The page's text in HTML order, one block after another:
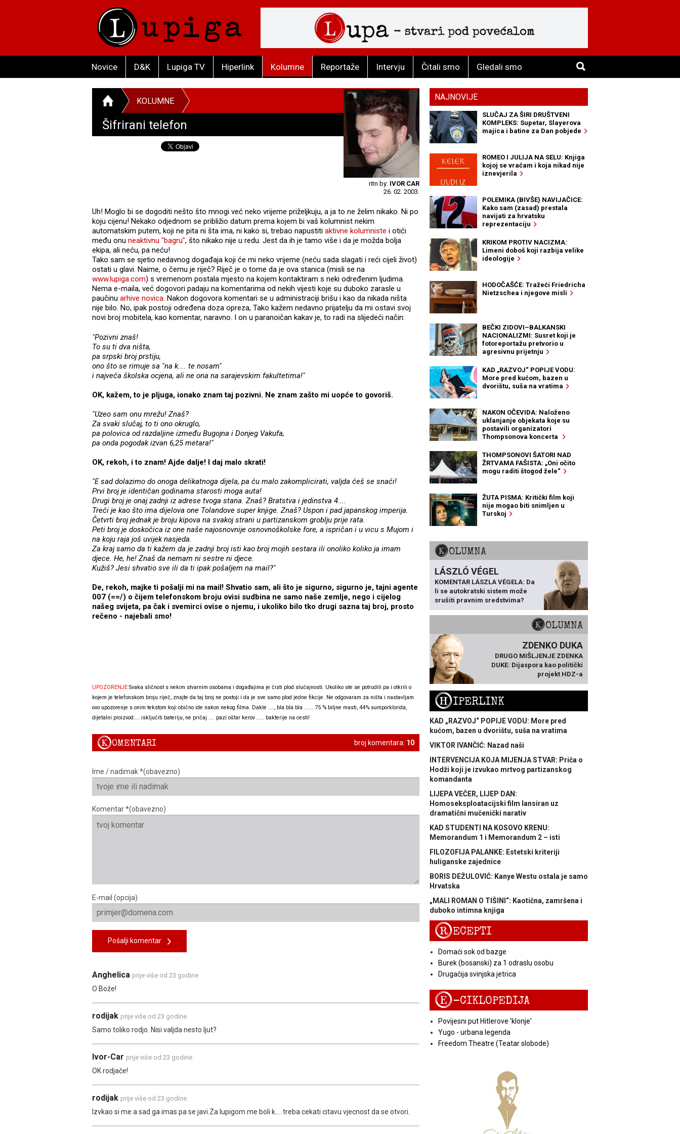
Novice D&K Lupiga TV Hiperlink Kolumne Reportaže Intervju Čitali smo Gledali smo
KOLUMNE
Šifrirani telefon
ritn by: IVOR CAR
26. 02. 2003.
Uh! Moglo bi se dogoditi nešto što mnogi već neko vrijeme priželjkuju, a ja to ne želim nikako. Ni po
koju cijenu! Nekako odjednom se približio datum prema kojem bi vaš kolumnist nekim
automatskim putem, koji ne pita ni šta ima, ni kako si, trebao napustiti aktivne kolumniste i otići
među onu neaktivnu "bagru", što nikako nije u redu. Jest da ih je tamo više i da je možda bolja
ekipa, ali neću, pa neću!
Tako sam se sjetio nedavnog događaja koji će mi neko vrijeme (neću sada slagati i reći cijeli život)
ostati u glavi. Naime, o čemu je riječ? Riječ je o tome da je ova stanica (misli se na
www.lupiga.com) s vremenom postala mjesto na kojem kontaktiram s neki određenim ljudima.
Nema e-maila, već dogovori padaju na komentarima od nekih vijesti koje su duboko zarasle u
paučinu arhive novica. Nakon dogovora komentari se u administraciji brišu i kao da nikada ništa
nije bilo. No, ipak postoji određena doza opreza, Tako kažem nedavno prijatelju da mi ostavi svoj
novi broj mobitela, kao komentar, naravno. I on u paranoičan kakav je, to radi na slijedeći način:
"Pozivni znaš!
To su ti dva ništa,
pa srpski broj prstiju,
ono što se rimuje sa "na k.... te nosam"
i najveća školska ocjena, ali ne ona na sarajevskim fakultetima!"
OK, kažem, to je pljuga, ionako znam taj pozivni. Ne znam zašto mi uopće to govoriš.
"Uzeo sam onu mrežu! Znaš?
Za svaki slučaj, to ti ono okruglo,
pa polovica od razdaljine između Bugojna i Donjeg Vakufa,
pa onda pogodak izvan 6,25 metara!"
OK, rekoh, i to znam! Ajde dalje! I daj malo skrati!
"E sad dolazimo do onoga delikatnoga dijela, pa ću malo zakomplicirati, valjda ćeš se snaći!
Prvi broj je identičan godinama starosti moga auta!
Drugi broj je onaj zadnji iz adrese tvoga stana. Znaš? Bratstva i jedinstva 4....
Treći je kao što ima dijelova one Tolandove super knjige. Znaš? Uspon i pad japanskog imperija.
Četvrti broj jednak je broju kipova na svakoj strani u partizanskom groblju prije rata.
Peti broj je doskočica iz one naše najosnovnije osnovnoškolske fore, a ispričan i u vicu s Mujom i
na koju raja još uvijek nasjeda.
Za kraj samo da ti kažem da je zadnji broj isti kao broj mojih sestara ili onoliko koliko ja imam
djece. He, he! Znaš da nemam ni sestre ni djece.
Kužiš? Jesi shvatio sve ili da ti ipak pošaljem na mail?"
De, rekoh, majke ti pošalji mi na mail! Shvatio sam, ali što je sigurno, sigurno je, tajni agente
007 (==/) o čijem telefonskom broju ovisi sudbina ne samo naše zemlje, nego i cijelog
našeg svijeta, pa čak i svemirci ovise o njemu, i ukoliko bilo tko drugi sazna taj broj, prosto
rečeno - najebali smo!
UPOZORENJE:Svaka sličnost s nekim stvarnim osobama i događajima je čisti plod slučajnosti. Ukoliko ste se potrudili pa i otkrili o
kojem je telefonskom broju riječ, znajte da taj broj ne postoji i da je sve samo plod jedne fikcije. Ne odgovaram za ništa i nastavljam
ovo upozorenje s onim tekstom koji obično ide nakon nekog filma. Dakle ...., bla bla bla ...... 75 % biljne masti, 44% sumporklorida,
dijetalni proizvod.... isključiti bateriju, ne pričaj .... pazi oštar kerov ..... bakterije na cesti!
broj komentara: 10
KOMENTARI
Ime / nadimak *(obavezno)
Komentar *(obavezno)
E-mail (opcija)
Pošalji komentar
Anghelica prije više od 23 godine
O Bože!
rodijak prije više od 23 godine
Samo toliko rodjo. Nisi valjda nesto ljut?
Ivor-Car prije više od 23 godine
OK rodjače!
rodijak prije više od 23 godine
Izvkao si me a sad ga imas pa se javi.Za lupigom me boli k.... treba cekati citavu vjecnost da se otvori.
NAJNOVIJE
SLUČAJ ZA ŠIRI DRUŠTVENI
KOMPLEKS: Supetar, Slayerova
majica i batine za Dan pobjede
ROMEO I JULIJA NA SELU: Knjiga
kojoj se vraćam i koja nikad nije
iznevjerila
POLEMIKA (BIVŠE) NAVIJAČICE:
Kako sam (zasad) prestala
navijati za hrvatsku
reprezentaciju
KRIKOM PROTIV NACIZMA:
Limeni doboš koji razbija velike
ideologije
HODOČAŠĆE: Tražeći Friedricha
Nietzschea i njegove misli
BEČKI ZIDOVI–BALKANSKI
NACIONALIZMI: Susret koji je
fotoreportažu pretvorio u
agresivnu prijetnju
KAD „RAZVOJ“ POPIJE VODU:
More pred kućom, bazen u
dvorištu, suša na vratima
NAKON OČEVIDA: Naloženo
uklanjanje objekata koje su
postavili organizatori
Thompsonova koncerta
THOMPSONOVI ŠATORI NAD
ŽRTVAMA FAŠISTA: „Oni očito
mogu raditi štogod žele“
ŽUTA PISMA: Kritički film koji
nije mogao biti snimljen u
Turskoj
KOLUMNA
LÁSZLÓ VÉGEL
KOMENTAR LÁSZLA VÉGELA: Da
li se autokratski sistem može
srušiti pravnim sredstvima?
KOLUMNA
ZDENKO DUKA
DRUGO MIŠLJENJE ZDENKA
DUKE: Dijaspora kao politički
projekt HDZ-a
HIPERLINK
KAD „RAZVOJ“ POPIJE VODU: More pred
kućom, bazen u dvorištu, suša na vratima
VIKTOR IVANČIĆ: Nazad naši
INTERVENCIJA KOJA MIJENJA STVAR: Priča o
Hodži koji je izvukao mrtvog partizanskog
komandanta
LIJEPA VEČER, LIJEP DAN:
Homoseksploatacijski film lansiran uz
dramatični mučenički narativ
KAD STUDENTI NA KOSOVO KRENU:
Memorandum 1 i Memorandum 2 – isti
FILOZOFIJA PALANKE: Estetski kriteriji
huliganske zajednice
BORIS DEŽULOVIĆ: Kanye Westu ostala je samo
Hrvatska
„MALI ROMAN O TIŠINI“: Kaotična, zamršena i
duboko intimna knjiga
RECEPTI
Domaći sok od bazge
Burek (bosanski) za 1 odraslu osobu
Drugačija svinjska jetrica
E-CIKLOPEDIJA
Povijesni put Hitlerove 'klonje'
Yugo - urbana legenda
Freedom Theatre (Teatar slobode)